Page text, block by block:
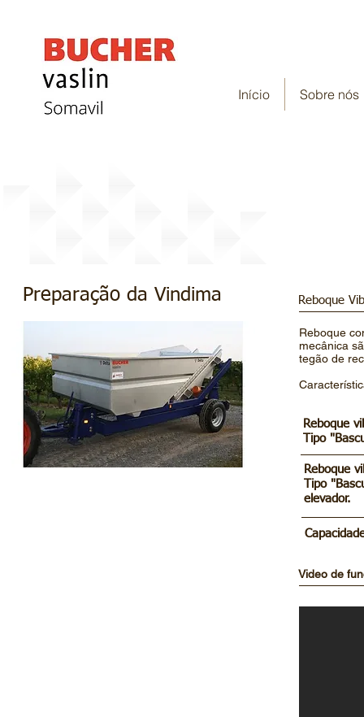
Início Sobre nós
Preparação da Vindima Reboque
Reboque
mecânica
tegão de
Reboque
Tipo
Reboque
Tipo
elevador.
Video de